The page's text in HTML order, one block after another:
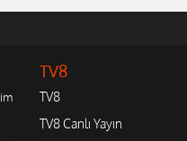
TV8
TV8
TV8 Canlı Yayın